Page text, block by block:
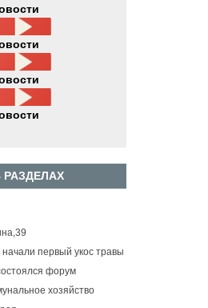
первый укос травы
форум
хозяйство